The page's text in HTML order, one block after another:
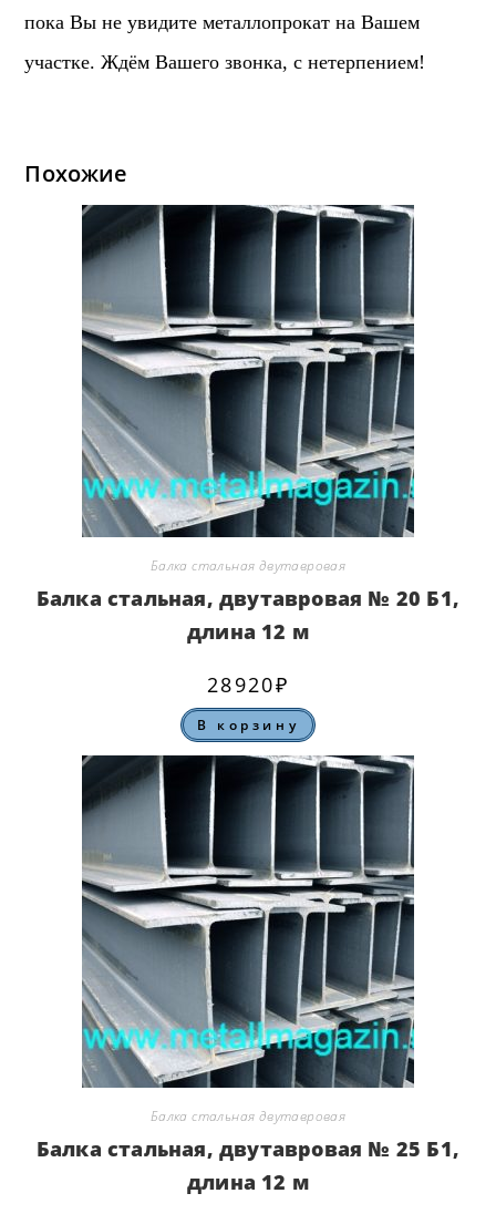
пока Вы не увидите металлопрокат на Вашем
участке. Ждём Вашего звонка, с нетерпением!
Похожие
Балка стальная двутавровая
Балка стальная, двутавровая № 20 Б1,
длина 12 м
28920₽
В корзину
Балка стальная двутавровая
Балка стальная, двутавровая № 25 Б1,
длина 12 м